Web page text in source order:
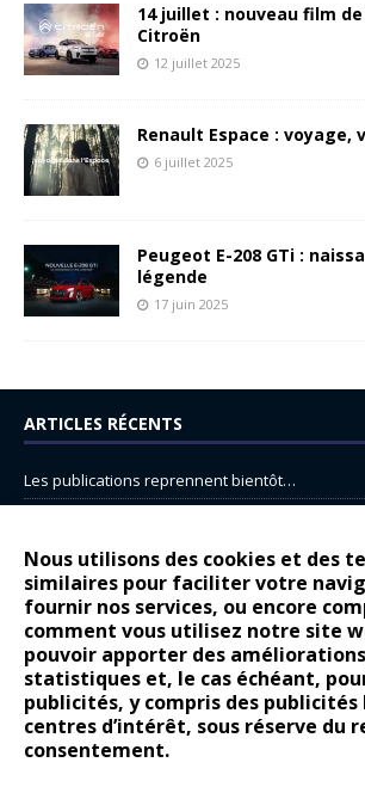
Nous utilisons des cookies et des
similaires pour faciliter votre
fournir nos services, ou encore
comment vous utilisez notre site
pouvoir apporter des
statistiques et, le cas échéant,
publicités, y compris des publicités
centres d’intérêt, sous réserve du
consentement.
14 juillet : nouveau film
Citroën
12 juillet 2025
Renault Espace : voyage,
6 juillet 2025
Peugeot E-208 GTi :
légende
17 juin 2025
ARTICLES RÉCENTS
Les publications reprennent bientôt…
14 juillet : nouveau film de marque pour Citroën
Renault Espace : voyage, voyage…
Peugeot E-208 GTi : naissance d’une légende
COMMENTAIRES RÉCENTS
Bernard DardartdansDacia Sandero : pour